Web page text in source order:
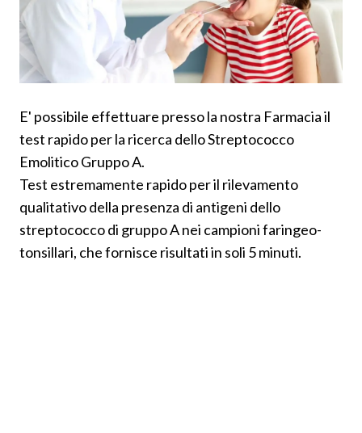
E' possibile effettuare presso la nostra Farmacia il
test rapido per la ricerca dello Streptococco
Emolitico Gruppo A.
Test estremamente rapido per il rilevamento
qualitativo della presenza di antigeni dello
streptococco di gruppo A nei campioni faringeo-
tonsillari, che fornisce risultati in soli 5 minuti.